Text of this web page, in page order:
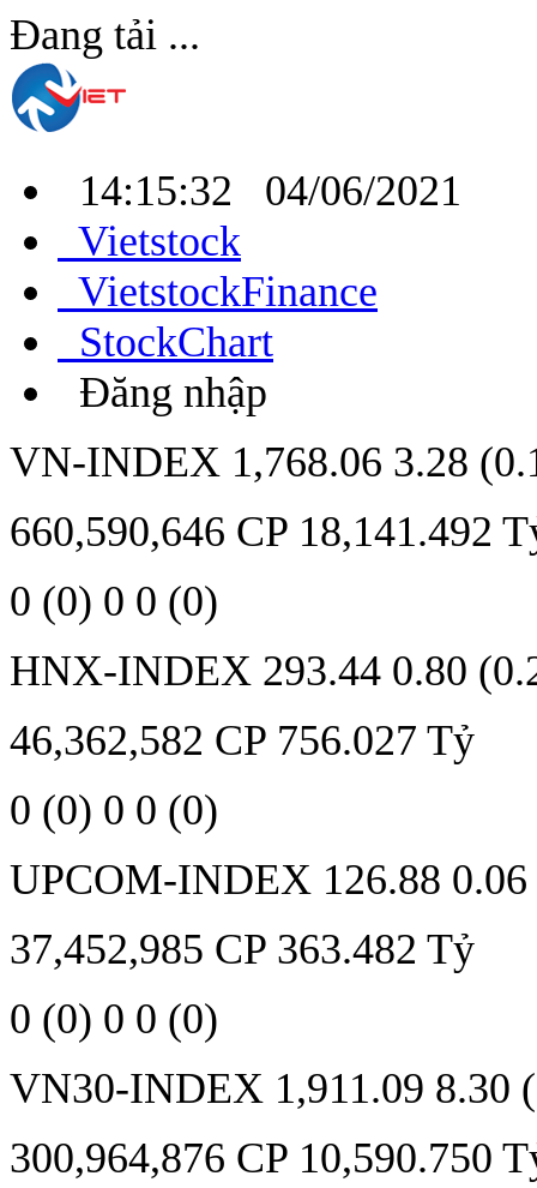
Đang tải ...
14:15:32 04/06/2021
Vietstock
VietstockFinance
StockChart
Đăng nhập
VN-INDEX 1,768.06 3.28
660,590,646 CP 18,141.492
0 (0) 0 0 (0)
HNX-INDEX 293.44 0.80
46,362,582 CP 756.027 Tỷ
0 (0) 0 0 (0)
UPCOM-INDEX 126.88
37,452,985 CP 363.482 Tỷ
0 (0) 0 0 (0)
VN30-INDEX 1,911.09 8.30
300,964,876 CP 10,590.750